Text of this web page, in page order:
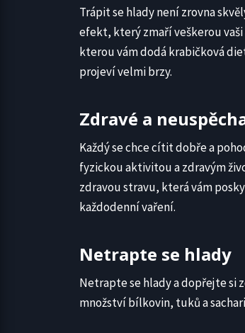
Trápit se hlady není zrovna
efekt, který zmaří veškerou
kterou vám dodá krabičková
projeví velmi brzy.
Zdravé a
Každý se chce cítit dobře a
fyzickou aktivitou a zdravým
zdravou stravu, která vám
každodenní vaření.
Netrapte se hlady
Netrapte se hlady a dopřejte si
množství bílkovin, tuků a